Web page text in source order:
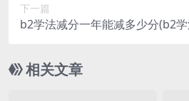
下一篇
b2学法减分一年能减多少分(b2
相关文章